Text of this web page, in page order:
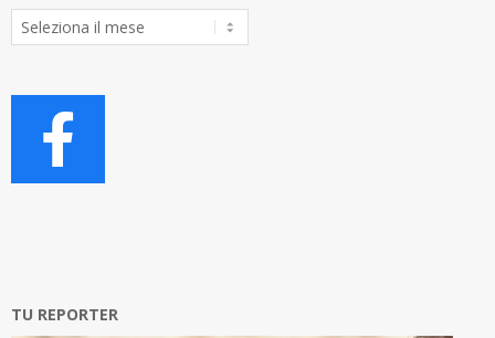
Archivio
Articoli
TU REPORTER